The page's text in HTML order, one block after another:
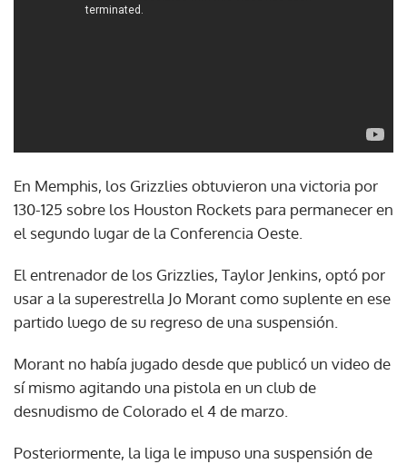
En Memphis, los Grizzlies obtuvieron una victoria por
130-125 sobre los Houston Rockets para permanecer en
el segundo lugar de la Conferencia Oeste.
El entrenador de los Grizzlies, Taylor Jenkins, optó por
usar a la superestrella Jo Morant como suplente en ese
partido luego de su regreso de una suspensión.
Morant no había jugado desde que publicó un video de
sí mismo agitando una pistola en un club de
desnudismo de Colorado el 4 de marzo.
Posteriormente, la liga le impuso una suspensión de